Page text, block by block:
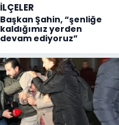
İLÇELER
Başkan Şahin, “şenliğe
kaldığımız yerden
devam ediyoruz”